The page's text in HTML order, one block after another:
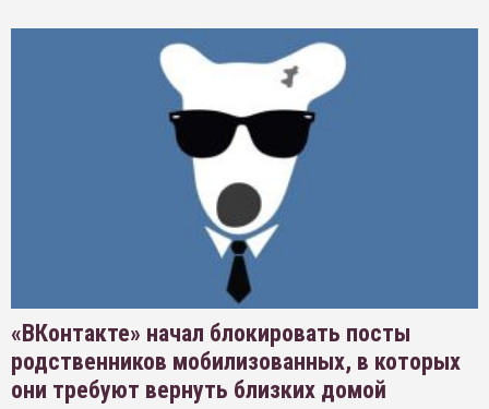
«ВКонтакте» начал блокировать посты
родственников мобилизованных, в которых
они требуют вернуть близких домой